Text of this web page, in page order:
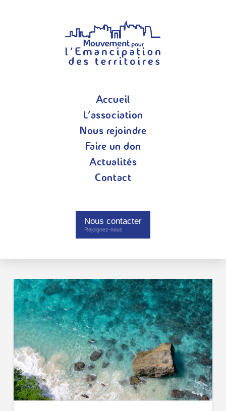
Accueil
L’association
Nous rejoindre
Faire un don
Actualités
Contact
Nous contacter
Rejoignez-nous